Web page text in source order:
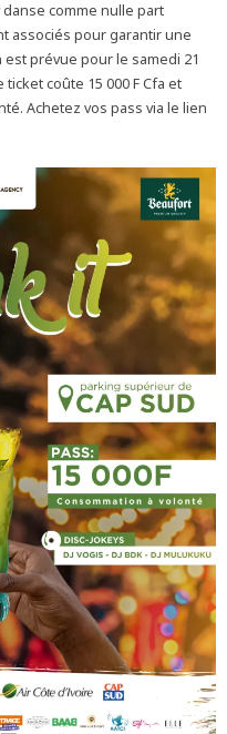
comme nulle part
associés pour garantir une
prévue pour le samedi 21
ticket coûte 15 000 F Cfa et
Achetez vos pass via le lien